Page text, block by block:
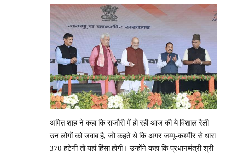
अमित शाह ने कहा कि राजौरी में हो रही आज की ये विशाल रैली
उन लोगों को जवाब है, जो कहते थे कि अगर जम्मू-कश्मीर से धारा
370 हटेगी तो यहां हिंसा होगी। उन्होंने कहा कि प्रधानमंत्री श्री